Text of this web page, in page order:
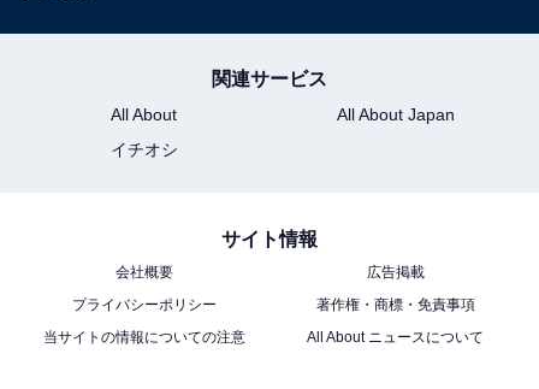
関連サービス
All About
All About Japan
イチオシ
サイト情報
会社概要
広告掲載
プライバシーポリシー
著作権・商標・免責事項
当サイトの情報についての注意
All About ニュースについて